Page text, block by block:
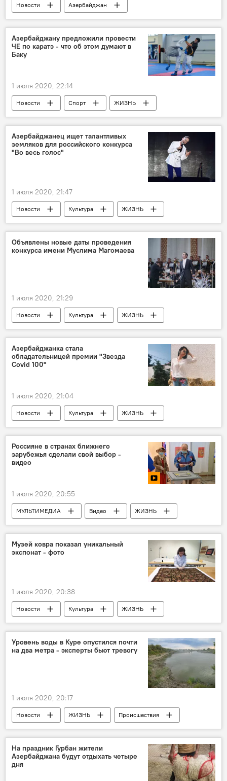
Новости
Азербайджан
Новости мира
Палестина Помощь
Азербайджану предложили провести
ЧЕ по каратэ - что об этом думают в
Баку
1 июля 2020, 22:14
Новости Спорт
ЖИЗНЬ
Азербайджан
Новости мира
каратэ
Баку
Азербайджанец ищет талантливых
земляков для российского конкурса
"Во весь голос"
1 июля 2020, 21:47
Новости Культура
ЖИЗНЬ
Азербайджан
Россия
Конкурс
талант
Объявлены новые даты проведения
конкурса имени Муслима Магомаева
1 июля 2020, 21:29
Новости Культура
ЖИЗНЬ
Азербайджан
Россия
Азербайджанка стала
обладательницей премии "Звезда
Covid 100"
1 июля 2020, 21:04
Новости Культура
ЖИЗНЬ
Азербайджан
Новости мира
Премия
проект
Коронавирус
Победители
Россияне в странах ближнего
зарубежья сделали свой выбор -
видео
1 июля 2020, 20:55
МУЛЬТИМЕДИА Видео
ЖИЗНЬ
Новости
Новости мира Россия
Музей ковра показал уникальный
экспонат - фото
1 июля 2020, 20:38
Новости Культура
ЖИЗНЬ
Азербайджан
Азербайджанский Музей ковра
Экспонаты
Уровень воды в Куре опустился почти
на два метра - эксперты бьют тревогу
1 июля 2020, 20:17
Новости ЖИЗНЬ
Происшествия
Азербайджан
Кура
Тревога
Нехватка воды в Азербайджане: проблема и пути ее решения
На праздник Гурбан жители
Азербайджана будут отдыхать четыре
дня